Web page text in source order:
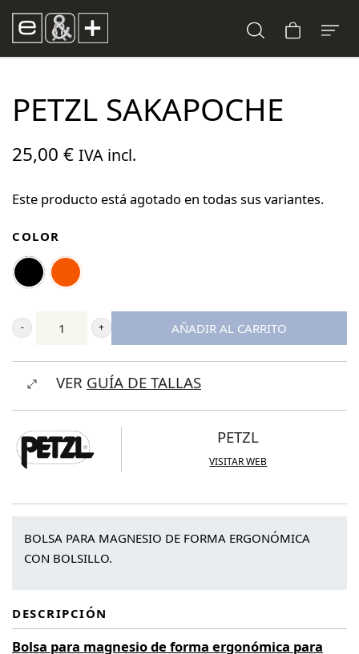
PETZL SAKAPOCHE
25,00 € IVA incl.
Este producto está agotado en todas sus variantes.
COLOR
Petzl
Sakapoche
cantidad
AÑADIR AL CARRITO
VER GUÍA DE TALLAS
PETZL
VISITAR WEB
BOLSA PARA MAGNESIO DE FORMA ERGONÓMICA
CON BOLSILLO.
DESCRIPCIÓN
Bolsa para magnesio de forma ergonómica para